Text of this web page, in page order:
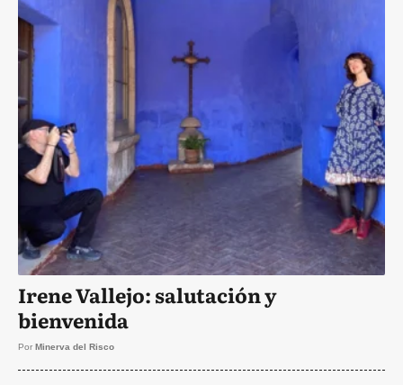
Irene Vallejo: salutación y
bienvenida
Por Minerva del Risco